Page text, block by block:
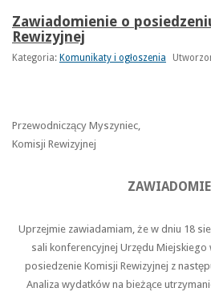
Zawiadomienie o
Rewizyjnej
Kategoria: Komunikaty i ogłoszenia
Przewodniczący Myszyniec,
Komisji Rewizyjnej
Uprzejmie zawiadamiam, że w dniu 18
sali konferencyjnej Urzędu
posiedzenie Komisji Rewizyjnej z
Analiza wydatków na bieżące